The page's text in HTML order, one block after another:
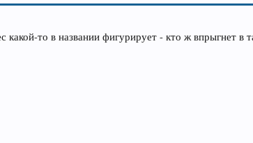
то в названии фигурирует - кто ж впрыгнет в